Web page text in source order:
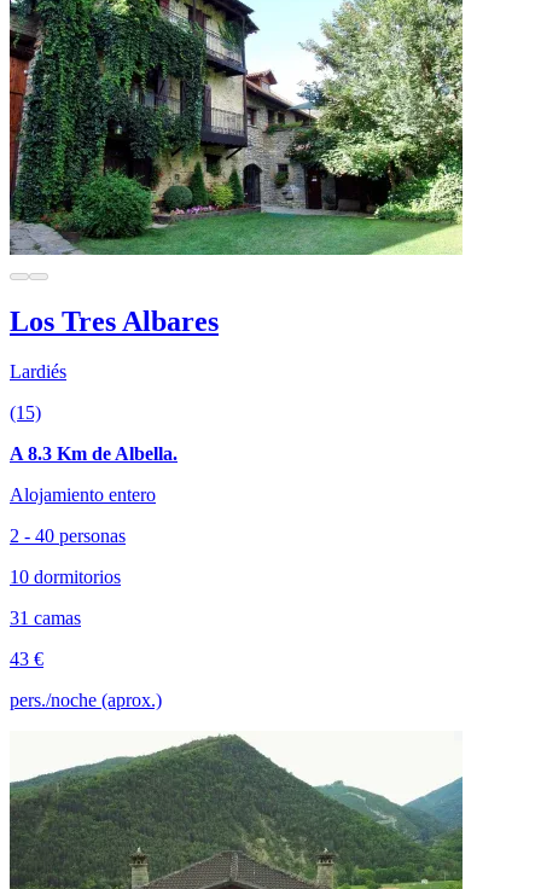
Los Tres Albares
Lardiés
(15)
A 8.3 Km de Albella.
Alojamiento entero
2 - 40 personas
10 dormitorios
31 camas
43 €
pers./noche (aprox.)